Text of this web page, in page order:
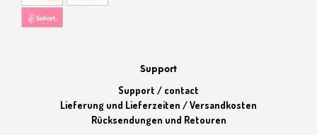
Support
Support / contact
Lieferung und Lieferzeiten / Versandkosten
Rücksendungen und Retouren